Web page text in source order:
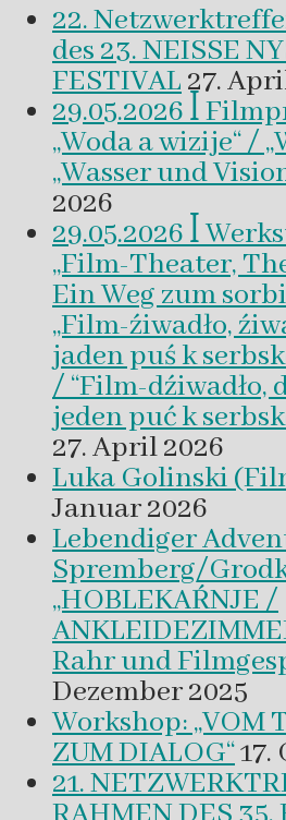
22.
des 23. NEISSE
FESTIVAL27.
29.05.2026 ꟾ
„Woda a wizije“ /
„Wasser und
2026
29.05.2026 ꟾ
„Film-Theater,
Ein Weg zum
„Film-źiwadło,
jaden puś k
/ “Film-dźiwadło,
jeden puć k
27. April 2026
Luka Golinski
Januar 2026
Lebendiger
Spremberg/
„HOBLEKAŔNJE /
Rahr und
Dezember 2025
Workshop: „VOM
ZUM DIALOG“17.
21.